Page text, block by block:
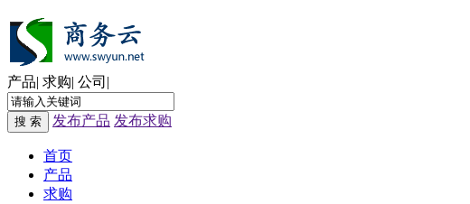
产品| 求购| 公司 |
搜 索 发布产品 发布求购
首页
产品
求购